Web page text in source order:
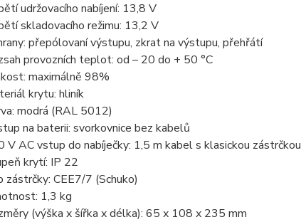
udržovacího nabíjení: 13,8 V
skladovacího režimu: 13,2 V
přepólovaní výstupu, zkrat na výstupu, přehřátí
provozních teplot: od – 20 do + 50 °C
maximálně 98%
krytu: hliník
modrá (RAL 5012)
na baterii: svorkovnice bez kabelů
V AC vstup do nabíječky: 1,5 m kabel s klasickou zástrčkou
krytí: IP 22
zástrčky: CEE7/7 (Schuko)
1,3 kg
(výška x šířka x délka): 65 x 108 x 235 mm